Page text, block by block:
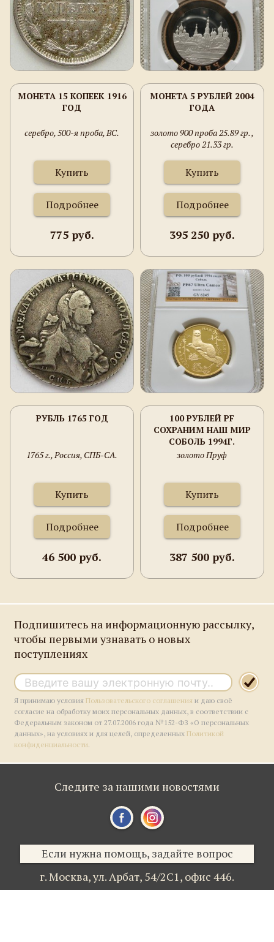
МОНЕТА 15 КОПЕЕК 1916
ГОД
серебро, 500-я проба, ВС.
Купить
Подробнее
775 руб.
МОНЕТА 5 РУБЛЕЙ 2004
ГОДА
золото 900 проба 25.89 гр. ,
серебро 21.33 гр.
Купить
Подробнее
395 250 руб.
РУБЛЬ 1765 ГОД
1765 г., Россия, СПБ-СА.
Купить
Подробнее
46 500 руб.
100 РУБЛЕЙ PF
СОХРАНИМ НАШ МИР
СОБОЛЬ 1994Г.
золото Пруф
Купить
Подробнее
387 500 руб.
Подпишитесь на информационную рассылку,
чтобы первыми узнавать о новых
поступлениях
Я принимаю условияПользовательского соглашения и даю своё
согласие на обработку моих персональных данных, в соответствии с
Федеральным законом от 27.07.2006 года №152-ФЗ «О персональных
данных», на условиях и для целей, определенныхПолитикой
конфиденциальности.
Следите за нашими новостями
Если нужна помощь, задайте вопрос
г. Москва,ул. Арбат, 54/2С1, офис 446.